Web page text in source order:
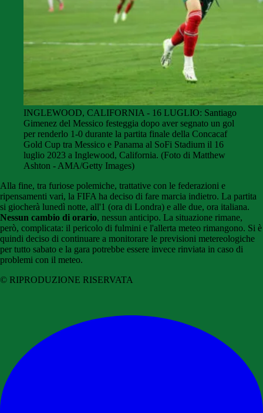
INGLEWOOD, CALIFORNIA - 16 LUGLIO: Santiago
Gimenez del Messico festeggia dopo aver segnato un gol
per renderlo 1-0 durante la partita finale della Concacaf
Gold Cup tra Messico e Panama al SoFi Stadium il 16
luglio 2023 a Inglewood, California. (Foto di Matthew
Ashton - AMA/Getty Images)
Alla fine, tra furiose polemiche, trattative con le federazioni e
ripensamenti vari, la FIFA ha deciso di fare marcia indietro. La partita
si giocherà lunedì notte, all'1 (ora di Londra) e alle due, ora italiana.
Nessun cambio di orario, nessun anticipo. La situazione rimane,
però, complicata: il pericolo di fulmini e l'allerta meteo rimangono. Si è
quindi deciso di continuare a monitorare le previsioni metereologiche
per tutto sabato e la gara potrebbe essere invece rinviata in caso di
problemi con il meteo.
© RIPRODUZIONE RISERVATA